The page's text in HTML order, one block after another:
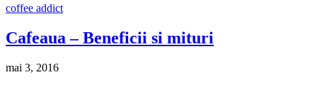
coffee addict
Cafeaua – Beneficii si mituri
mai 3, 2016